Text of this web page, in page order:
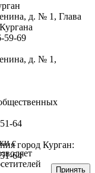
д. № 1, Глава
59-69
д. № 1,
64
город Курган:
51-64
с
Принять